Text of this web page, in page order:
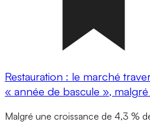
Restauration : le marché
« année de bascule »,
Malgré une croissance de 4,3 %